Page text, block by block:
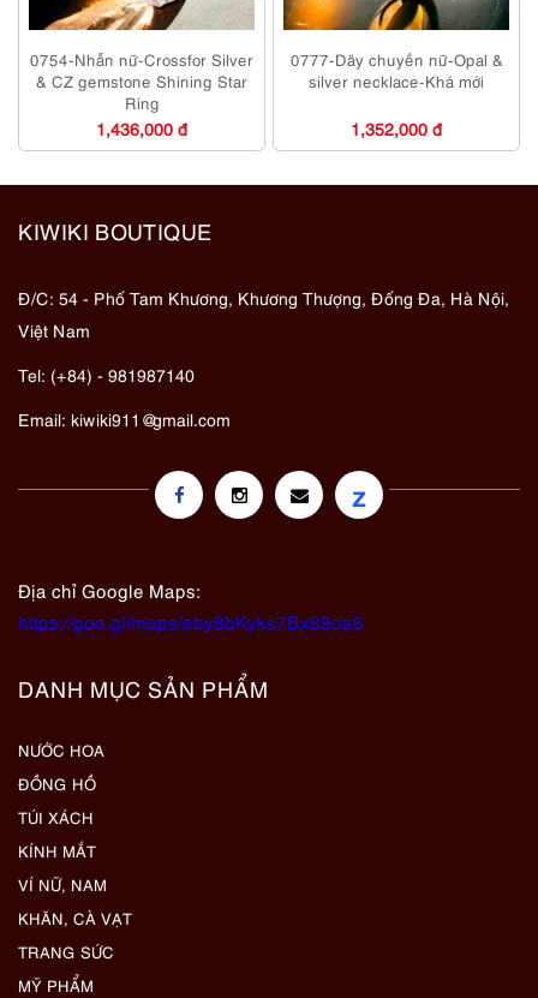
0754-Nhẫn nữ-Crossfor Silver
& CZ gemstone Shining Star
Ring
1,436,000 đ
0777-Dây chuyền nữ-Opal &
silver necklace-Khá mới
1,352,000 đ
KIWIKI BOUTIQUE
Đ/C: 54 - Phố Tam Khương, Khương Thượng, Đống Đa, Hà Nội,
Việt Nam
Tel: (+84) - 981987140
Email: kiwiki911@gmail.com
z
Địa chỉ Google Maps:
https://goo.gl/maps/eby8bKyks7Bx89oa6
DANH MỤC SẢN PHẨM
NƯỚC HOA
ĐỒNG HỒ
TÚI XÁCH
KÍNH MẮT
VÍ NỮ, NAM
KHĂN, CÀ VẠT
TRANG SỨC
MỸ PHẨM